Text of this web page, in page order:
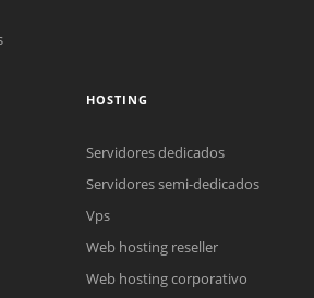
HOSTING
Servidores dedicados
Servidores semi-dedicados
Vps
Web hosting reseller
Web hosting corporativo